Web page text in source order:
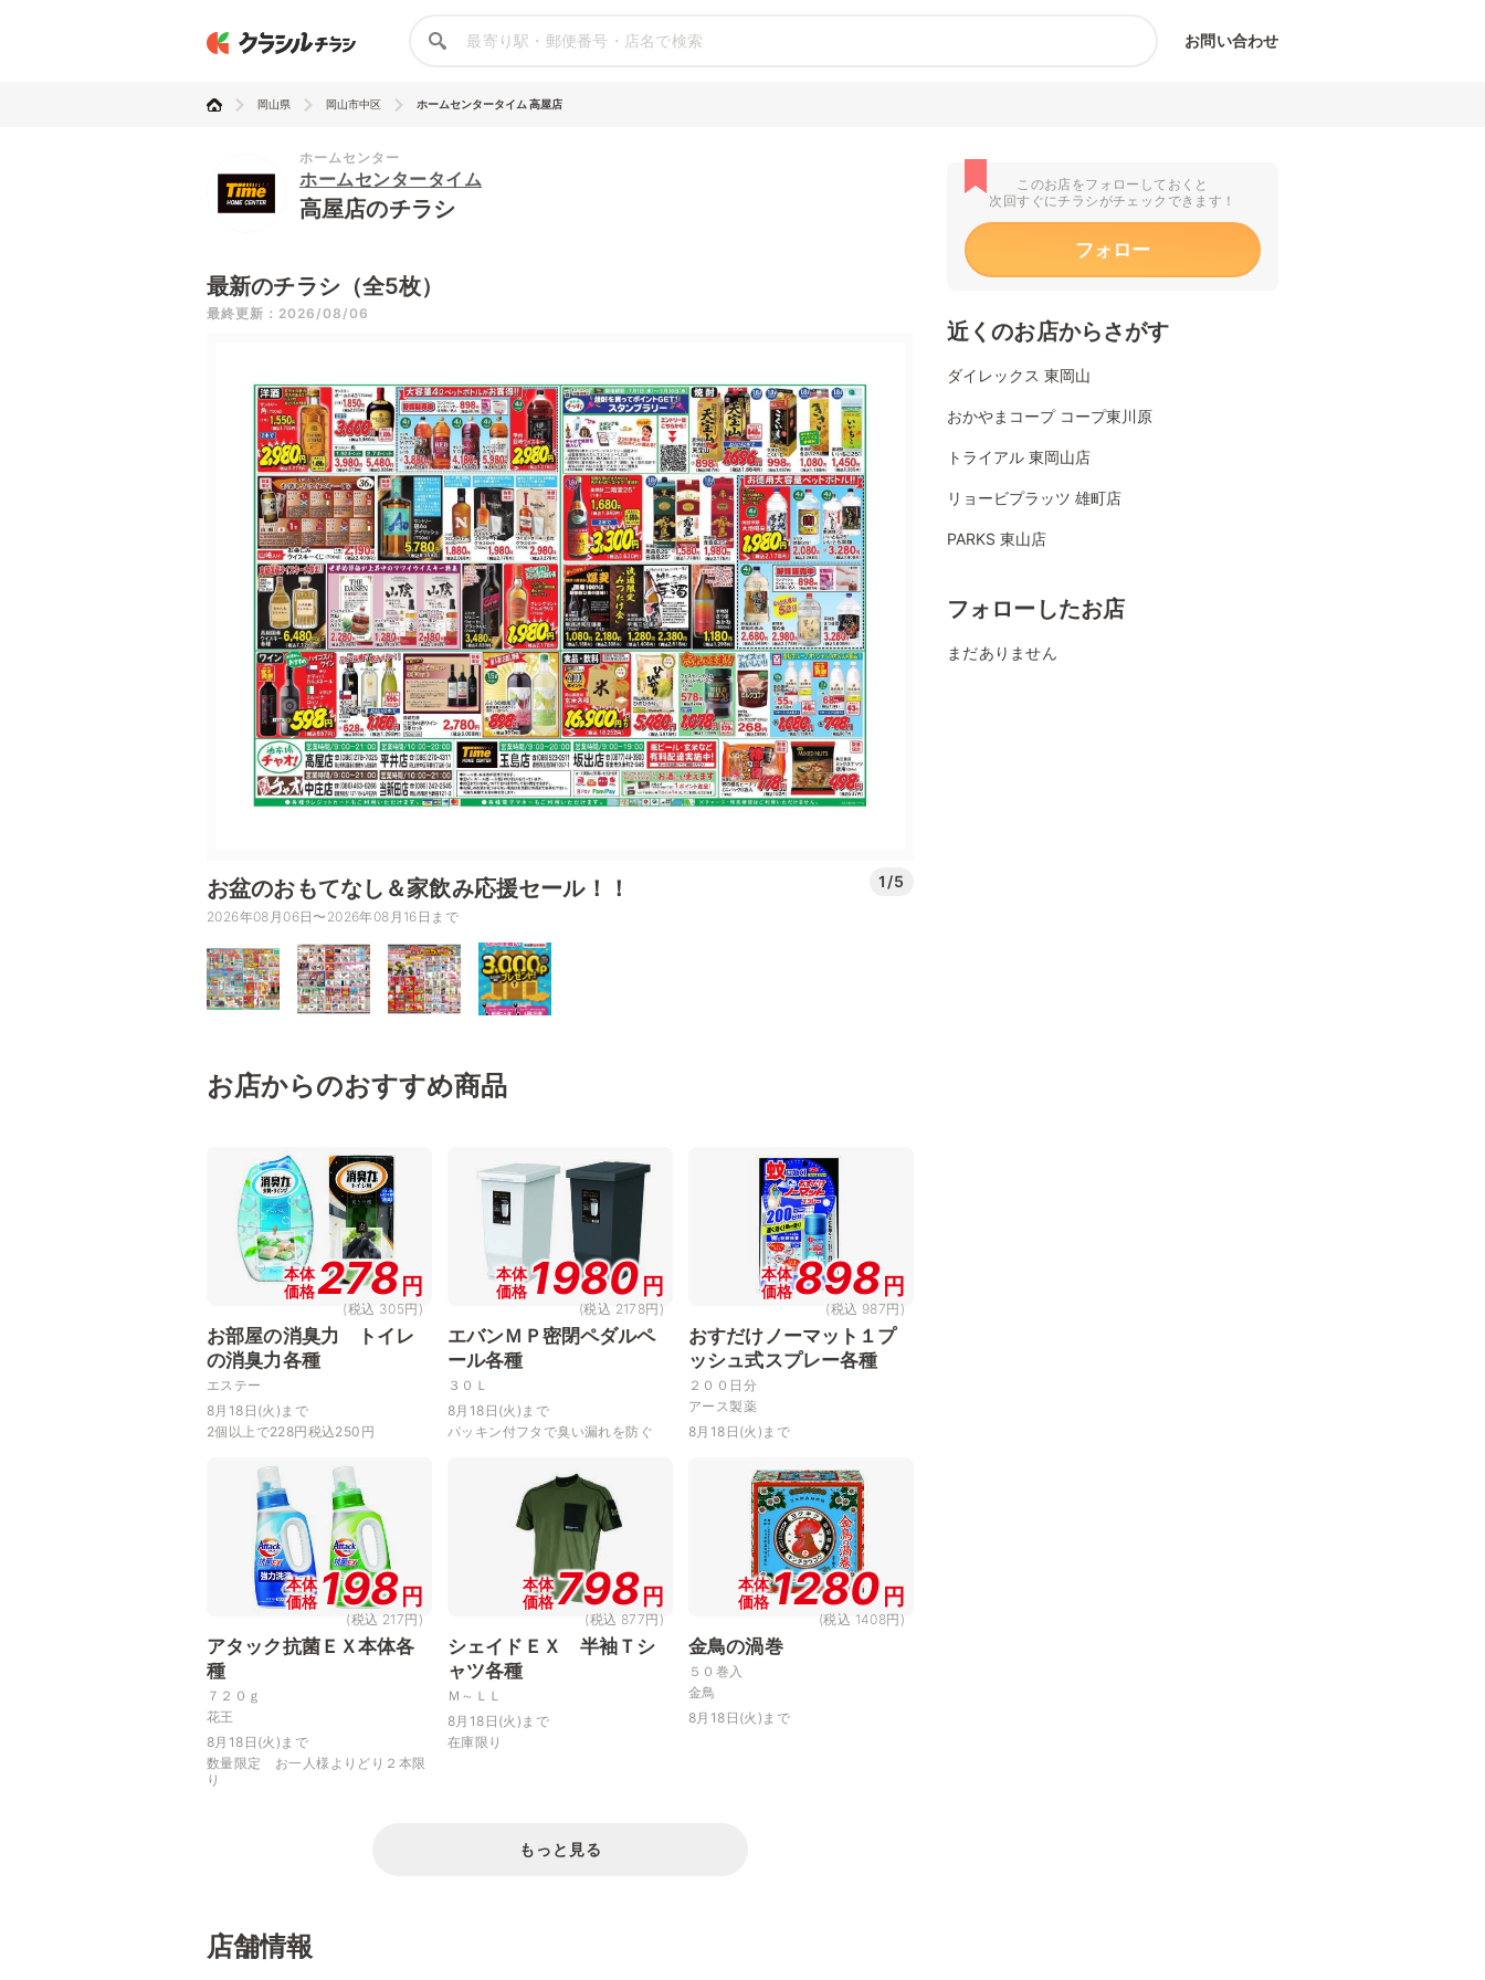
お問い合わせ
岡山県 岡山市中区 ホームセンタータイム 高屋店
ホームセンター
ホームセンタータイム
高屋店のチラシ
最新のチラシ（全5枚）
最終更新：2026/08/06
お盆のおもてなし＆家飲み応援セール！！ 1/5
2026年08月06日〜2026年08月16日まで
お店からのおすすめ商品
本体
価格278 円
(税込 305円)
お部屋の消臭力 トイレ
の消臭力各種
エステー
8月18日(火)まで
2個以上で228円税込250円
本体
価格1980 円
(税込 2178円)
エバンＭＰ密閉ペダルペ
ール各種
３０Ｌ
8月18日(火)まで
パッキン付フタで臭い漏れを防ぐ
本体
価格898 円
(税込 987円)
おすだけノーマット１プ
ッシュ式スプレー各種
２００日分
アース製薬
8月18日(火)まで
本体
価格 198 円
(税込 217円)
アタック抗菌ＥＸ本体各
種
７２０ｇ
花王
8月18日(火)まで
数量限定 お一人様よりどり２本限
り
本体
価格798 円
(税込 877円)
シェイドＥＸ 半袖Ｔシ
ャツ各種
Ｍ～ＬＬ
8月18日(火)まで
在庫限り
本体
価格1280 円
(税込 1408円)
金鳥の渦巻
５０巻入
金鳥
8月18日(火)まで
もっと見る
店舗情報
このお店をフォローしておくと
次回すぐにチラシがチェックできます！
フォロー
近くのお店からさがす
ダイレックス 東岡山
おかやまコープ コープ東川原
トライアル 東岡山店
リョービプラッツ 雄町店
PARKS 東山店
フォローしたお店
まだありません